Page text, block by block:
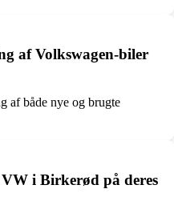
af Volkswagen-biler
af både nye og brugte
i Birkerød på deres